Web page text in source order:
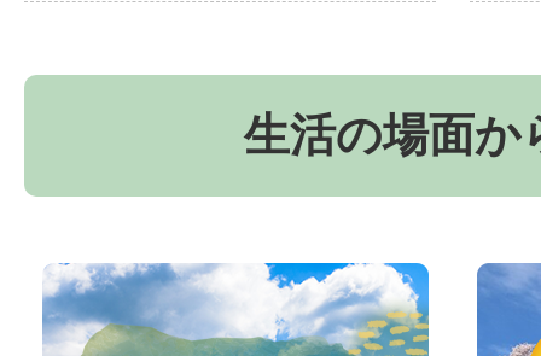
生活の場面か
お
か
京